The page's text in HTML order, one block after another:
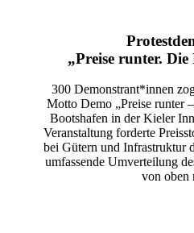
„Preise runter. Die
300 Demonstrant*innen
Motto Demo „Preise runter
Bootshafen in der Kieler
Veranstaltung forderte
bei Gütern und Infrastruktur
umfassende Umverteilung
von oben